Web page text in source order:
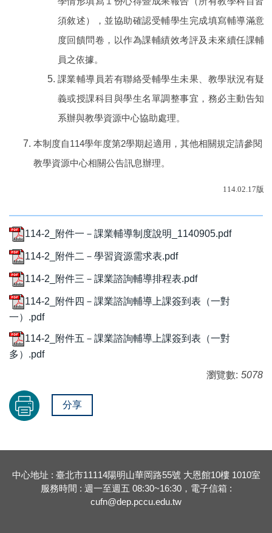
須敘述），並協助確認受輔學生完成填寫輔導滿意
度回饋問卷，以作為課輔績效考評及未來續任課輔
員之依據。
課業輔導員若有聯絡受輔學生未果、教學狀況有疑
義或授課科目與學生名單調整事宜，務必主動告知
系辦與教學資源中心協助處理。
本制度自114學年度第2學期起適用，其他相關規定請參閱
教學資源中心相關公告訊息辦理。
114.02.17版
114-2_附件一－課業輔導制度說明_1140905.pdf
114-2_附件二－學習資源需求表.pdf
114-2_附件三－課業諮詢輔導排程表.pdf
114-2_附件四－課業諮詢輔導上課簽到表（一對
一）.pdf
114-2_附件五－課業諮詢輔導上課簽到表（一對
多）.pdf
瀏覽數: 5078
分享
中心地址 : 臺北市11114陽明山華岡路55號 大恩館10樓 1010室
服務時間 : 週一至週五 08:30~16:30，電子信箱 :
cufn@dep.pccu.edu.tw